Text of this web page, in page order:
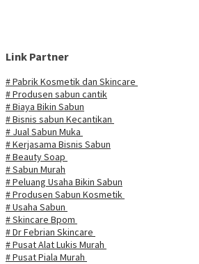
Link Partner
# Pabrik Kosmetik dan Skincare
# Produsen sabun cantik
# Biaya Bikin Sabun
# Bisnis sabun Kecantikan
# Jual Sabun Muka
# Kerjasama Bisnis Sabun
# Beauty Soap
# Sabun Murah
# Peluang Usaha Bikin Sabun
# Produsen Sabun Kosmetik
# Usaha Sabun
# Skincare Bpom
# Dr Febrian Skincare
# Pusat Alat Lukis Murah
# Pusat Piala Murah